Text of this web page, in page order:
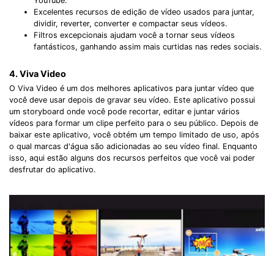
Excelentes recursos de edição de vídeo usados ​​para juntar,
dividir, reverter, converter e compactar seus vídeos.
Filtros excepcionais ajudam você a tornar seus vídeos
fantásticos, ganhando assim mais curtidas nas redes sociais.
4. Viva Video
O Viva Video é um dos melhores aplicativos para juntar vídeo que
você deve usar depois de gravar seu vídeo. Este aplicativo possui
um storyboard onde você pode recortar, editar e juntar vários
vídeos para formar um clipe perfeito para o seu público. Depois de
baixar este aplicativo, você obtém um tempo limitado de uso, após
o qual marcas d'água são adicionadas ao seu vídeo final. Enquanto
isso, aqui estão alguns dos recursos perfeitos que você vai poder
desfrutar do aplicativo.